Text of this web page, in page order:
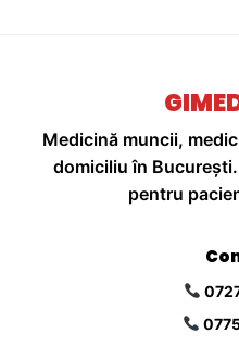
Medicină muncii,
domiciliu în
pentru